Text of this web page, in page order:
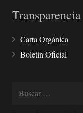
Transparencia
Carta Orgánica
Boletín Oficial
Buscar: